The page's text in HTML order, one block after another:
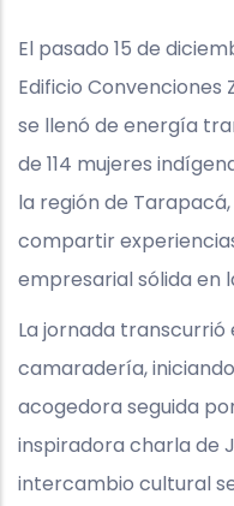
El pasado 15 de
Edificio Convenciones
se llenó de energía
de 114 mujeres
la región de
compartir
empresarial sólida en
La jornada
camaradería,
acogedora seguida
inspiradora charla de
intercambio cultural